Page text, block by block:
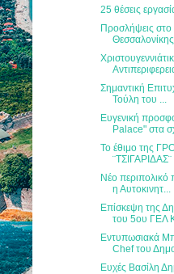
25 θέσεις
Προσλήψεις στο
Θεσσαλονίκης
Σημαντική
Τούλη του ...
Ευγενική
Palace" στα
Το έθιμο της
¨ΤΣΙΓΑΡΙΔΑΣ¨
Νέο περιπολικό
η Αυτοκινητ...
Επίσκεψη της
του 5ου ΓΕΛ
Εντυπωσιακά
Chef του
Ευχές Βασίλη